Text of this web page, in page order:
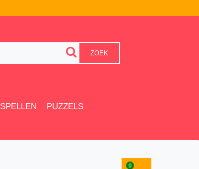
ZOEK
SPELLEN PUZZELS
0